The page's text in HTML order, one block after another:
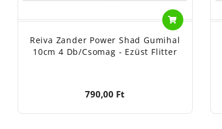
Reiva Zander Power Shad Gumihal
10cm 4 Db/csomag - Ezüst Flitter
790,00 Ft